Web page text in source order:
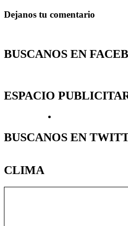
Dejanos tu comentario
BUSCANOS EN
ESPACIO
BUSCANOS EN
CLIMA